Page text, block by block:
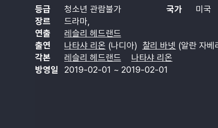
등급 청소년 관람불가 국가
미국
장르
드라마,
연출
레슬리 헤드랜드
출연
나타샤 리온 (나디아) 찰리 바넷 (알란 자베
각본
레슬리 헤드랜드
나타샤 리온
방영일
2019-02-01 ~ 2019-02-01